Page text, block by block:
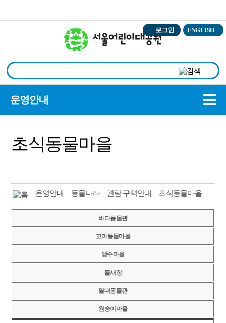
로그인 ENGLISH
운영안내
초식동물마을
운영안내 동물나라 관람 구역안내 초식동물마을
바다동물관
꼬마동물마을
맹수마을
물새장
열대동물관
원숭이마을